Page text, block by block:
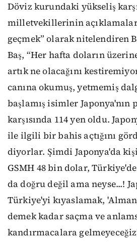
Döviz kurundaki yükseliş
milletvekillerinin
geçmek” olarak nitelendiren
Baş, “Her hafta doların
artık ne olacağını
canına okumuş, yetmemiş
başlamış isimler
karşısında 114 yen oldu.
ile ilgili bir bahis açtığını
diyorlar. Şimdi Japonya'da
GSMH 48 bin dolar,
da doğru değil ama neyse...!
Türkiye'yi kıyaslamak,
demek kadar saçma ve
kandırmacalara